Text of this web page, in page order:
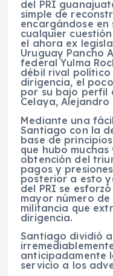
del PRI
simple de
encargándose en
cualquier
el ahora ex
Uruguay Pancho
federal Yulma
débil rival
dirigencia, el
por su bajo perfil
Celaya,
Mediante una
Santiago con la
base de
que hubo
obtención del
pagos y
posterior a esto
del PRI se
mayor número
militancia que
dirigencia.
Santiago dividió
anticipadamente
servicio a los